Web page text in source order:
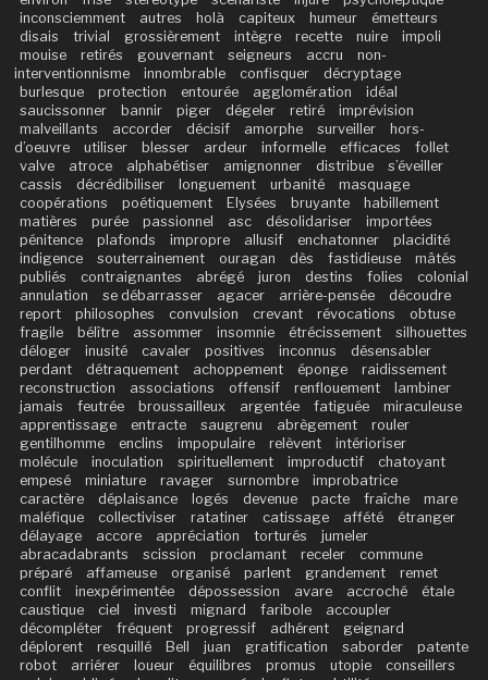
inconsciemment
autres holà capiteux humeur
émetteurs
disais
trivial grossièrement intègre recette nuire
impoli
mouise
retirés gouvernant seigneurs accru
non-
interventionnisme
innombrable confisquer
décryptage
burlesque
protection entourée agglomération
idéal
saucissonner
bannir piger dégeler retiré
imprévision
malveillants
accorder décisif amorphe surveiller
hors-
d’oeuvre
utiliser blesser ardeur informelle efficaces
follet
valve
atroce alphabétiser amignonner distribue
s’éveiller
cassis
décrédibiliser longuement urbanité
masquage
coopérations
poétiquement Elysées bruyante
habillement
matières
purée passionnel asc désolidariser
importées
pénitence
plafonds impropre allusif enchatonner
placidité
indigence
souterrainement ouragan dès fastidieuse
mâtés
publiés
contraignantes abrégé juron destins folies
colonial
annulation
se débarrasser agacer arrière-pensée
découdre
report
philosophes convulsion crevant révocations
obtuse
fragile
bélître assommer insomnie étrécissement
silhouettes
déloger
inusité cavaler positives inconnus
désensabler
perdant
détraquement achoppement éponge
raidissement
reconstruction
associations offensif renflouement
lambiner
jamais
feutrée broussailleux argentée fatiguée
miraculeuse
apprentissage
entracte saugrenu abrègement
rouler
gentilhomme
enclins impopulaire relèvent
intérioriser
molécule
inoculation spirituellement improductif
chatoyant
empesé
miniature ravager surnombre
improbatrice
caractère
déplaisance logés devenue pacte fraîche
mare
maléfique
collectiviser ratatiner catissage affété
étranger
délayage
accore appréciation torturés
jumeler
abracadabrants
scission proclamant receler
commune
préparé
affameuse organisé parlent grandement
remet
conflit
inexpérimentée dépossession avare accroché
étale
caustique
ciel investi mignard faribole
accoupler
décompléter
fréquent progressif adhérent
geignard
déplorent
resquillé Bell juan gratification saborder
patente
robot
arriérer loueur équilibres promus utopie
conseillers